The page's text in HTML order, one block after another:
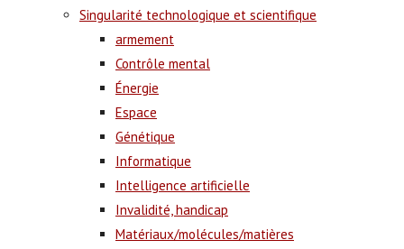
Singularité technologique et scientifique
armement
Contrôle mental
Énergie
Espace
Génétique
Informatique
Intelligence artificielle
Invalidité, handicap
Matériaux/molécules/matières